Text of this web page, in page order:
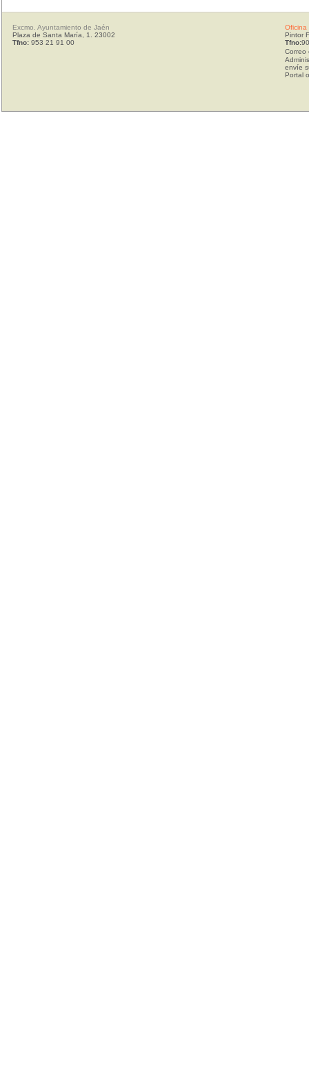
Excmo. Ayuntamiento de Jaén
Plaza de Santa María, 1. 23002
Tfno: 953 21 91 00
Oficina
Pintor
Tfno:
Correo
envíe
Portal